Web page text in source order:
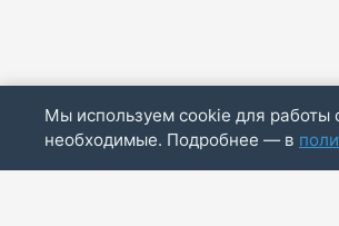
Мы используем cookie для работы
необходимые. Подробнее — в